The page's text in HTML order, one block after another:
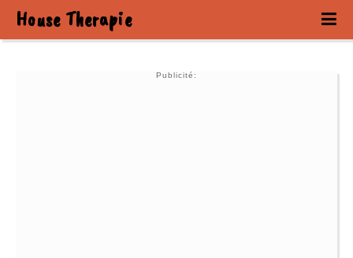
House Therapie
Publicité: